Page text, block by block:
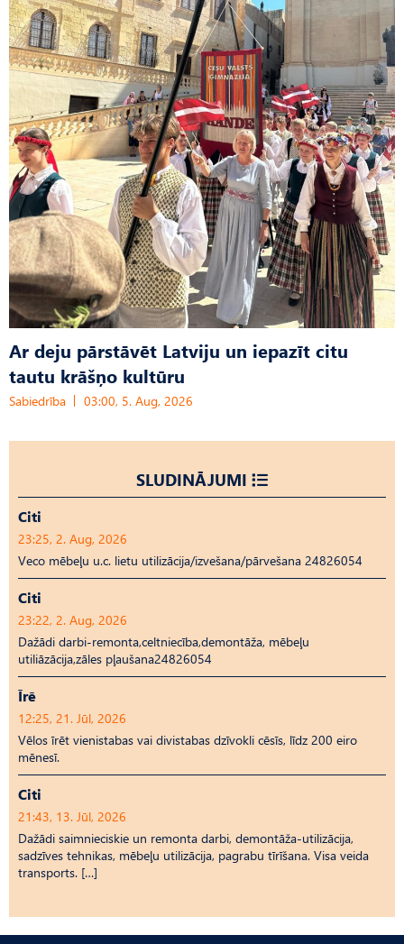
Ar deju pārstāvēt Latviju un iepazīt citu
tautu krāšņo kultūru
Sabiedrība 03:00, 5. Aug, 2026
SLUDINĀJUMI
Citi
23:25, 2. Aug, 2026
Veco mēbeļu u.c. lietu utilizācija/izvešana/pārvešana 24826054
Citi
23:22, 2. Aug, 2026
Dažādi darbi-remonta,celtniecība,demontāža, mēbeļu
utiliāzācija,zāles pļaušana24826054
Īrē
12:25, 21. Jūl, 2026
Vēlos īrēt vienistabas vai divistabas dzīvokli cēsīs, līdz 200 eiro
mēnesī.
Citi
21:43, 13. Jūl, 2026
Dažādi saimnieciskie un remonta darbi, demontāža-utilizācija,
sadzīves tehnikas, mēbeļu utilizācija, pagrabu tīrīšana. Visa veida
transports. […]